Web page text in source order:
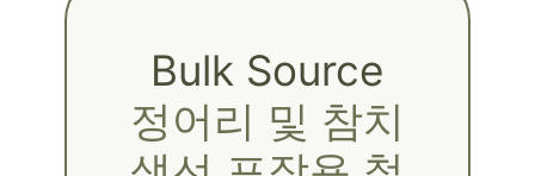
Bulk Source
정어리 및 참치